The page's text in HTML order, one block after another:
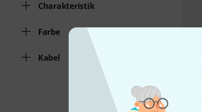
Charakteristik
Farbe
Kabel